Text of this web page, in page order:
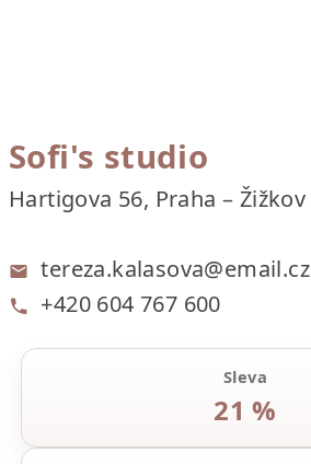
Sofi's studio
Hartigova 56, Praha – Žižkov
tereza.kalasova@email.cz
+420 604 767 600
Sleva
21 %